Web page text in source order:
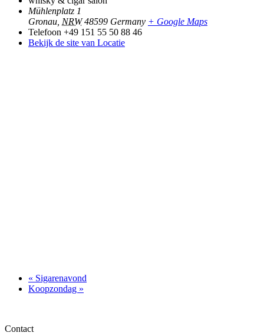
Mühlenplatz 1
Gronau NRW 48599 Germany + Google Maps
Telefoon +49 151 55 50 88 46
Bekijk de site van Locatie
« Sigarenavond
Koopzondag »
Contact